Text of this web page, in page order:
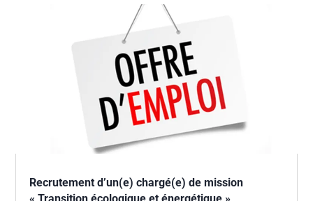
Recrutement d’un(e) chargé(e) de mission